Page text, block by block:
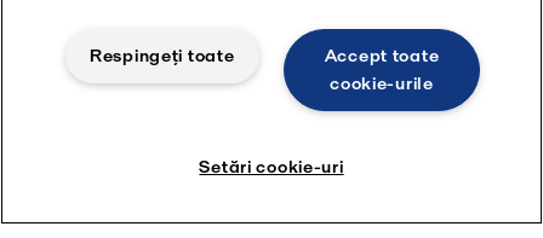
LinkedIn
YouTube
Accept toate
cookie-urile
Respingeți toate
Setări cookie-uri